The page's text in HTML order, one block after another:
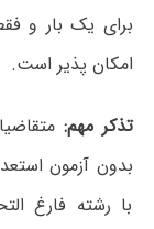
برای یک بار و
امکان پذیر است.
تذکر مهم:
بدون آزمون
با رشته فارغ